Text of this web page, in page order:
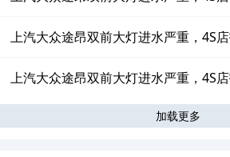
上汽大众途昂双前大灯进水严重，4S
上汽大众途昂双前大灯进水严重，4S
加载更多